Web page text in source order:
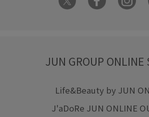
JUN GROUP ONLINE
Life&Beauty by JUN
J'aDoRe JUN ONLINE